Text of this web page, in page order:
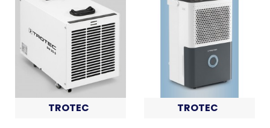
TROTEC TROTEC